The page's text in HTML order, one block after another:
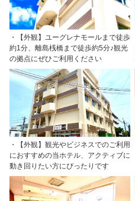
・【外観】ユーグレナモールまで徒歩
約1分、離島桟橋まで徒歩約5分♪観光
の拠点にぜひご利用ください
・【外観】観光やビジネスでのご利用
におすすめの当ホテル、アクティブに
動き回りたい方にぴったりです